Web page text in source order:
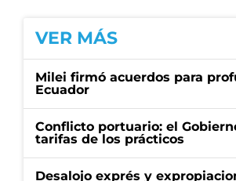
VER MÁS
Milei firmó acuerdos para
Ecuador
Conflicto portuario: el
tarifas de los prácticos
Desalojo exprés y